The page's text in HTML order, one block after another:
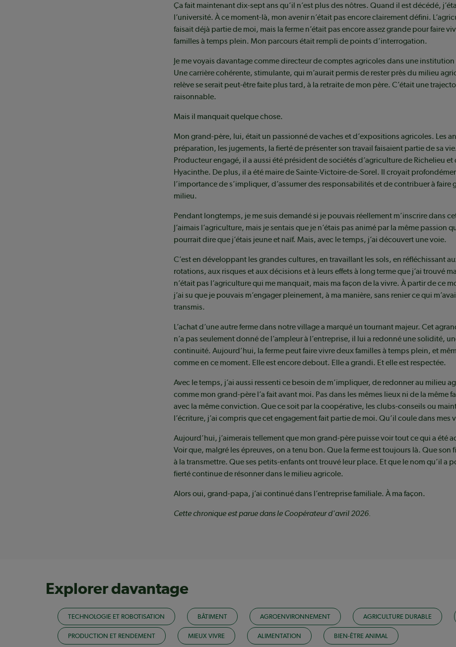
Ça fait maintenant dix-sept ans qu’il n’est plus des nôtres. Quand il est décédé,
l’université. À ce moment-là, mon avenir n’était pas encore clairement défini.
faisait déjà partie de moi, mais la ferme n’était pas encore assez grande pour faire
familles à temps plein. Mon parcours était rempli de points d’interrogation.
Je me voyais davantage comme directeur de comptes agricoles dans une
Une carrière cohérente, stimulante, qui m’aurait permis de rester près du milieu
relève se serait peut-être faite plus tard, à la retraite de mon père. C’était une
raisonnable.
Mais il manquait quelque chose.
Mon grand-père, lui, était un passionné de vaches et d’expositions agricoles. Les
préparation, les jugements, la fierté de présenter son travail faisaient partie de sa
Producteur engagé, il a aussi été président de sociétés d’agriculture de Richelieu et
Hyacinthe. De plus, il a été maire de Sainte-Victoire-de-Sorel. Il croyait
l’importance de s’impliquer, d’assumer des responsabilités et de contribuer à faire
milieu.
Pendant longtemps, je me suis demandé si je pouvais réellement m’inscrire dans
J’aimais l’agriculture, mais je sentais que je n’étais pas animé par la même passion
pourrait dire que j’étais jeune et naïf. Mais, avec le temps, j’ai découvert une voie.
C’est en développant les grandes cultures, en travaillant les sols, en réfléchissant
rotations, aux risques et aux décisions et à leurs effets à long terme que j’ai trouvé
n’était pas l’agriculture qui me manquait, mais ma façon de la vivre. À partir de ce
j’ai su que je pouvais m’engager pleinement, à ma manière, sans renier ce qui
transmis.
L’achat d’une autre ferme dans notre village a marqué un tournant majeur. Cet
n’a pas seulement donné de l’ampleur à l’entreprise, il lui a redonné une solidité,
continuité. Aujourd’hui, la ferme peut faire vivre deux familles à temps plein, et
comme en ce moment. Elle est encore debout. Elle a grandi. Et elle est respectée.
Avec le temps, j’ai aussi ressenti ce besoin de m’impliquer, de redonner au milieu
comme mon grand-père l’a fait avant moi. Pas dans les mêmes lieux ni de la même
avec la même conviction. Que ce soit par la coopérative, les clubs-conseils ou
l’écriture, j’ai compris que cet engagement fait partie de moi. Qu’il coule dans mes
Aujourd’hui, j’aimerais tellement que mon grand-père puisse voir tout ce qui a été
Voir que, malgré les épreuves, on a tenu bon. Que la ferme est toujours là. Que son
à la transmettre. Que ses petits-enfants ont trouvé leur place. Et que le nom qu’il a
fierté continue de résonner dans le milieu agricole.
Alors oui, grand-papa, j’ai continué dans l’entreprise familiale. À ma façon.
Cette chronique est parue dans le Coopérateur d'avril 2026.
Explorer davantage
TECHNOLOGIE ET ROBOTISATION BÂTIMENT AGROENVIRONNEMENT AGRICULTURE DURABLE
PRODUCTION ET RENDEMENT MIEUX VIVRE ALIMENTATION BIEN-ÊTRE ANIMAL